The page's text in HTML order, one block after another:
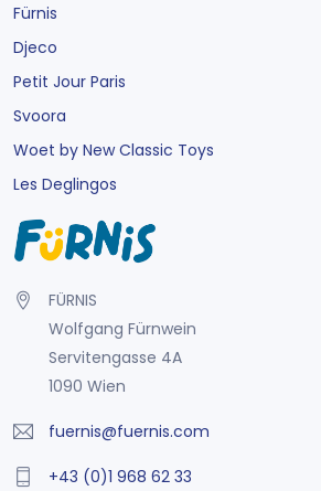
Fürnis
Djeco
Petit Jour Paris
Svoora
Woet by New Classic Toys
Les Deglingos
FÜRNIS
Wolfgang Fürnwein
Servitengasse 4A
1090 Wien
fuernis@fuernis.com
+43 (0)1 968 62 33